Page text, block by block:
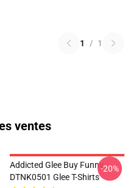
1 / 1
ventes
Addicted Glee Buy Funny
DTNK0501 Glee T-Shirts
-20%